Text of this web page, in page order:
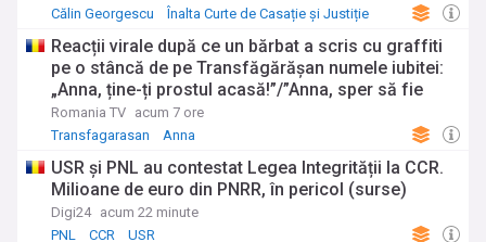
Călin Georgescu
Înalta Curte de Casație și Justiție
Reacții virale după ce un bărbat a scris cu graffiti
pe o stâncă de pe Transfăgărășan numele iubitei:
„Anna, ține-ți prostul acasă!”/”Anna, sper să fie
singura ta alegere nasoală”
Romania TV acum 7 ore
Transfagarasan
Anna
USR și PNL au contestat Legea Integrității la CCR.
Milioane de euro din PNRR, în pericol (surse)
Digi24 acum 22 minute
PNL
CCR USR